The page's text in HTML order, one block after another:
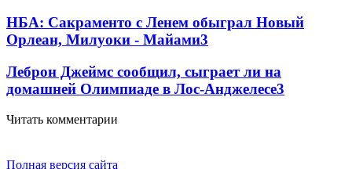
НБА: Сакраменто с Ленем обыграл Новый
Орлеан, Милуоки - Майами3
Леброн Джеймс сообщил, сыграет ли на
домашней Олимпиаде в Лос-Анджелесе3
Читать комментарии
Полная версия сайта